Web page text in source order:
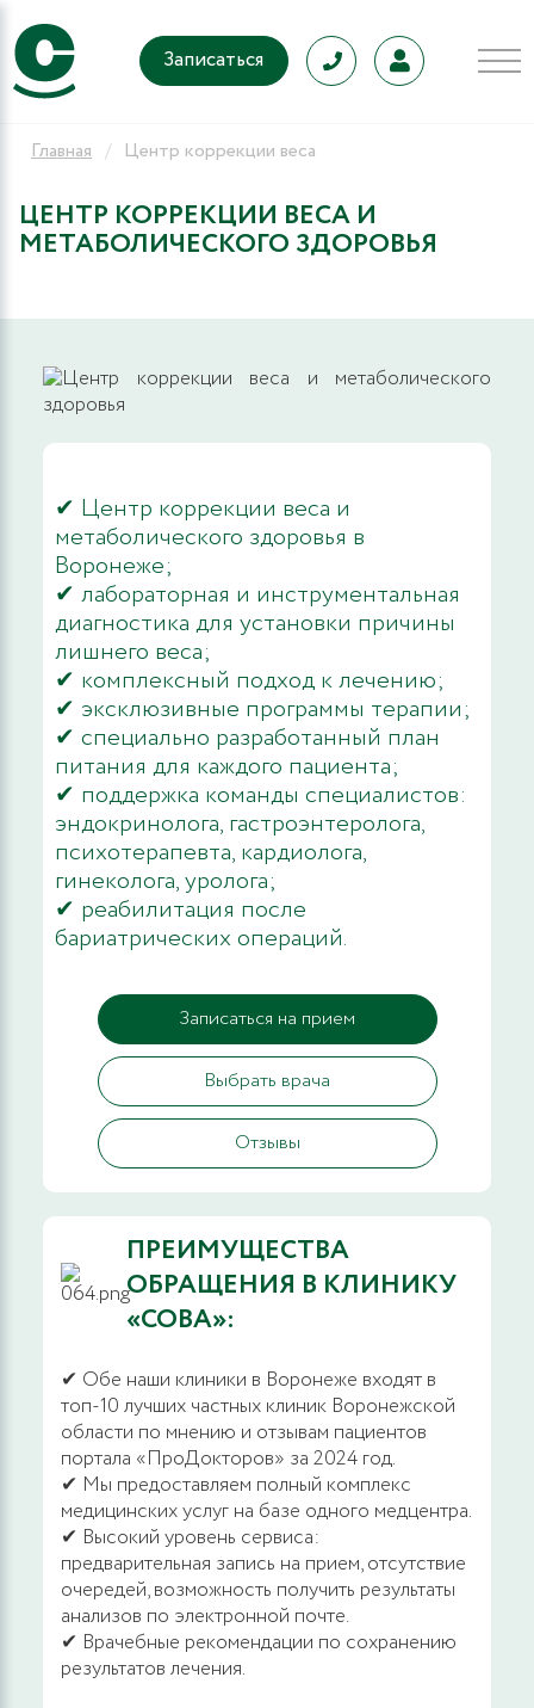
Записаться
Главная Центр коррекции веса
ЦЕНТР КОРРЕКЦИИ ВЕСА И
МЕТАБОЛИЧЕСКОГО ЗДОРОВЬЯ
✔ Центр коррекции веса и
метаболического здоровья в
Воронеже;
✔ лабораторная и инструментальная
диагностика для установки причины
лишнего веса;
✔ комплексный подход к лечению;
✔ эксклюзивные программы терапии;
✔ специально разработанный план
питания для каждого пациента;
✔ поддержка команды специалистов:
эндокринолога, гастроэнтеролога,
психотерапевта, кардиолога,
гинеколога, уролога;
✔ реабилитация после
бариатрических операций.
Записаться на прием
Выбрать врача
Отзывы
ПРЕИМУЩЕСТВА
ОБРАЩЕНИЯ В КЛИНИКУ
«СОВА»:
✔ Обе наши клиники в Воронеже входят в
топ-10 лучших частных клиник Воронежской
области по мнению и отзывам пациентов
портала «ПроДокторов» за 2024 год.
✔ Мы предоставляем полный комплекс
медицинских услуг на базе одного медцентра.
✔ Высокий уровень сервиса:
предварительная запись на прием, отсутствие
очередей, возможность получить результаты
анализов по электронной почте.
✔ Врачебные рекомендации по сохранению
результатов лечения.